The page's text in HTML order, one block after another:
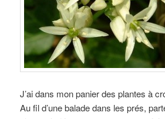
J’ai dans mon panier des plantes à
Au fil d’une balade dans les prés,